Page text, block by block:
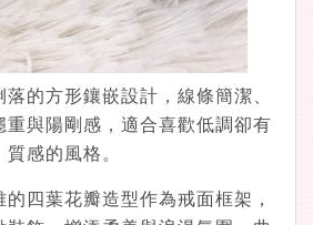
落的方形鑲嵌設計，線條簡潔、
重與陽剛感 ， 適合喜歡低調卻有
質感的風格。
的四葉花瓣造型作為戒面框架，